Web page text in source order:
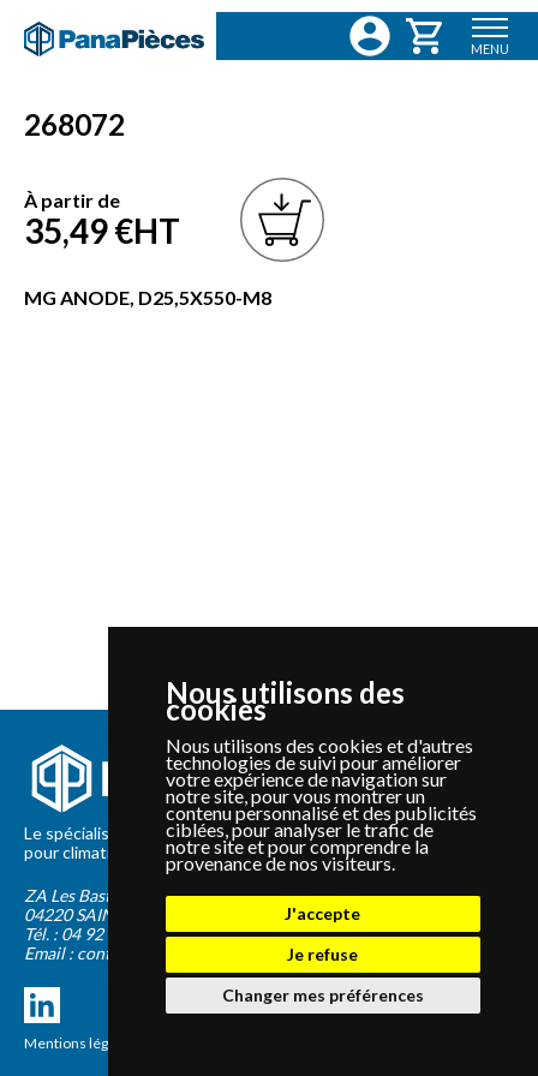
Nous utilisons des
cookies
Nous utilisons des cookies et d'autres
technologies de suivi pour améliorer
votre expérience de navigation sur
notre site, pour vous montrer un
contenu personnalisé et des publicités
ciblées, pour analyser le trafic de
notre site et pour comprendre la
provenance de nos visiteurs.
J'accepte
Je refuse
Changer mes préférences
MENU
268072
À partir de
35,49 €HT
MG ANODE, D25,5X550-M8
Le spécialiste depuis 2012 de la vente de pièces détachées
pour climatisation et Pompe à Chaleur Panasonic et Sanyo
ZA Les Bastides Blanches
04220 SAINTE-TULLE
Tél. : 04 92 75 89 55
Email : contact@panapieces.com
Mentions légales